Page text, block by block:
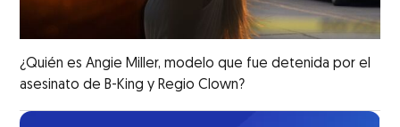
¿Quién es Angie Miller, modelo que fue detenida por el
asesinato de B-King y Regio Clown?